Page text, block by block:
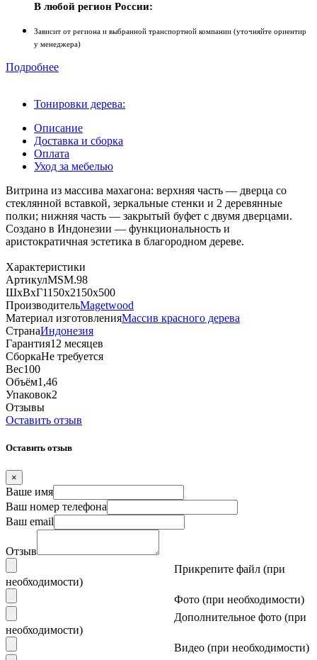
В любой регион России:
Зависит от региона и выбранной транспортной компании (уточняйте ориентир
у менеджера)
Подробнее
Тонировки дерева:
Описание
Доставка и сборка
Оплата
Уход за мебелью
Витрина из массива махагона: верхняя часть — дверца со
стеклянной вставкой, зеркальные стенки и 2 деревянные
полки; нижняя часть — закрытый буфет с двумя дверцами.
Создано в Индонезии — функциональность и
аристократичная эстетика в благородном дереве.
Характеристики
АртикулMSM.98
ШхВхГ1150х2150х500
ПроизводительMagetwood
Материал изготовленияМассив красного дерева
СтранаИндонезия
Гарантия12 месяцев
СборкаНе требуется
Вес100
Объём1,46
Упаковок2
Отзывы
Оставить отзыв
Оставить отзыв
×
Ваше имя
Ваш номер телефона
Ваш email
Отзыв
Прикрепите файл (при
необходимости)
Фото (при необходимости)
Дополнительное фото (при
необходимости)
Видео (при необходимости)